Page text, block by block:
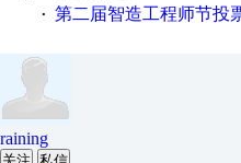
· 第二届智造工程师节投票启动&
raining